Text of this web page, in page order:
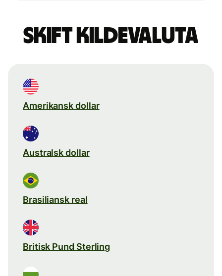
Skift kildevaluta
Amerikansk dollar
Australsk dollar
Brasiliansk real
Britisk Pund Sterling